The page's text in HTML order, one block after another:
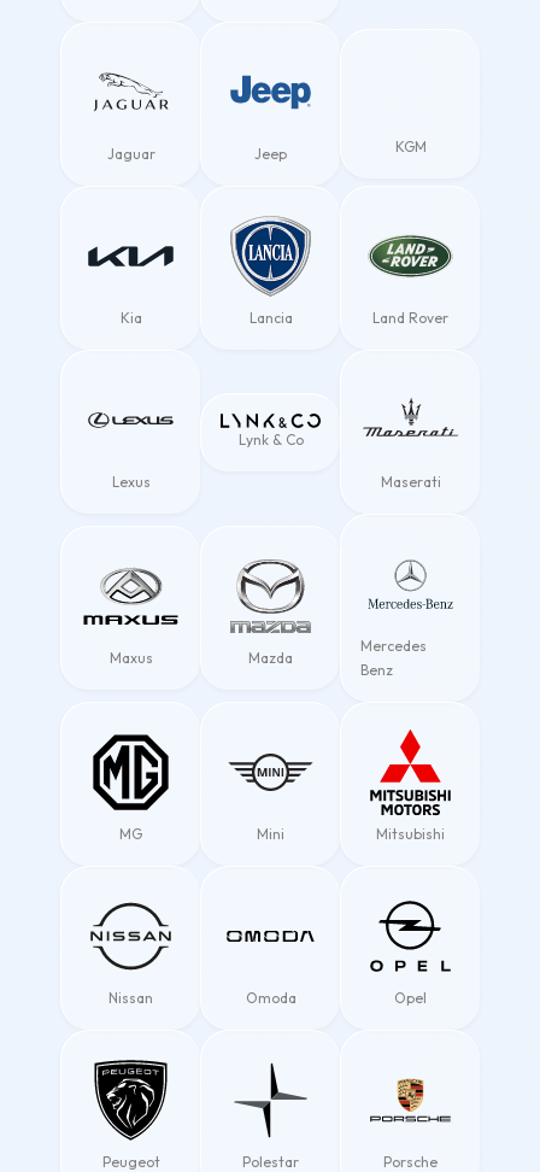
Jaguar Jeep KGM
Kia Lancia Land Rover
Lexus
Lynk & Co
Maserati
Maxus Mazda
Mercedes
Benz
MG Mini Mitsubishi
Nissan Omoda Opel
Peugeot Polestar Porsche